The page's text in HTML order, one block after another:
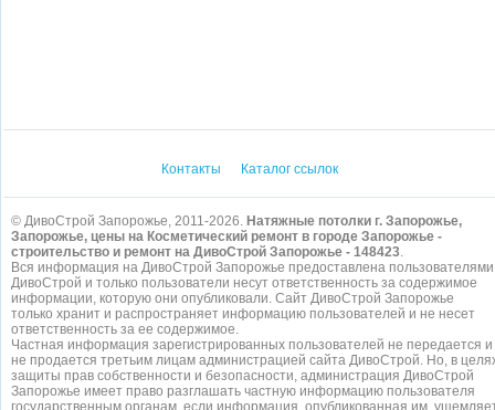
Контакты Каталог ссылок
© ДивоСтрой Запорожье, 2011-2026. Натяжные потолки г. Запорожье,
Запорожье, цены на Косметический ремонт в городе Запорожье -
строительство и ремонт на ДивоСтрой Запорожье - 148423.
Вся информация на ДивоСтрой Запорожье предоставлена пользователями
ДивоСтрой и только пользователи несут ответственность за содержимое
информации, которую они опубликовали. Сайт ДивоСтрой Запорожье
только хранит и распространяет информацию пользователей и не несет
ответственность за ее содержимое.
Частная информация зарегистрированных пользователей не передается и
не продается третьим лицам администрацией сайта ДивоСтрой. Но, в
защиты прав собственности и безопасности, администрация ДивоСтрой
Запорожье имеет право разглашать частную информацию пользователя
государственным органам, если информация, опубликованная им,